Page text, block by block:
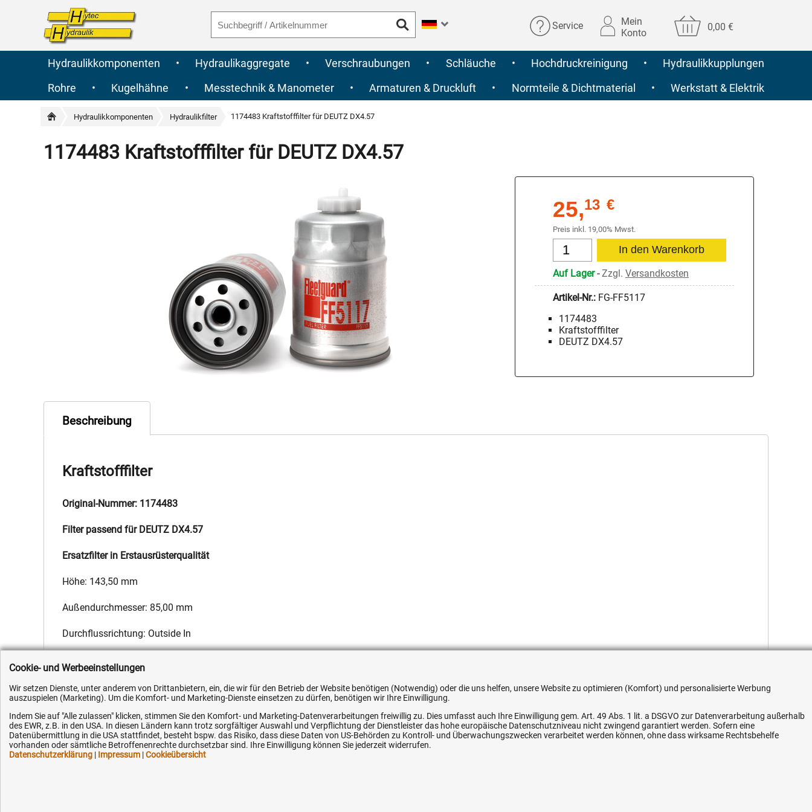
Service
Mein
Konto
0,00 €
Hydraulikkomponenten • Hydraulikaggregate • Verschraubungen • Schläuche • Hochdruckreinigung •
Hydraulikkupplungen
Rohre
• Kugelhähne • Messtechnik & Manometer • Armaturen & Druckluft • Normteile & Dichtmaterial • Werkstatt & Elektrik
Hydraulikkomponenten Hydraulikfilter 1174483 Kraftstofffilter für DEUTZ DX4.57
1174483 Kraftstofffilter für DEUTZ DX4.57
25,13 €
Preis inkl. 19,00% Mwst.
Auf Lager-Zzgl. Versandkosten
Artikel-Nr.: FG-FF5117
1174483
Kraftstofffilter
DEUTZ DX4.57
Beschreibung
Kraftstofffilter
Original-Nummer: 1174483
Filter passend für DEUTZ DX4.57
Ersatzfilter in Erstausrüsterqualität
Höhe: 143,50 mm
Außendurchmesser: 85,00 mm
Durchflussrichtung: Outside In
Kundenhotline (Festnetz): Hilfe & Service Ihre Hytec-Hydraulik Vorteile Flexible Zahlung
Cookie- und Werbeeinstellungen
Wir setzen Dienste, unter anderem von Drittanbietern, ein, die wir für den Betrieb der Website benötigen (Notwendig) oder die uns helfen, unsere Website zu optimieren (Komfort) und personalisierte Werbung
auszuspielen (Marketing). Um die Komfort- und Marketing-Dienste einsetzen zu dürfen, benötigen wir Ihre Einwilligung.
Indem Sie auf "Alle zulassen" klicken, stimmen Sie den Komfort- und Marketing-Datenverarbeitungen freiwillig zu. Dies umfasst auch Ihre Einwilligung gem. Art. 49 Abs. 1 lit. a DSGVO zur Datenverarbeitung außerhalb
des EWR, z.B. in den USA. In diesen Ländern kann trotz sorgfältiger Auswahl und Verpflichtung der Dienstleister das hohe europäische Datenschutzniveau nicht zwingend garantiert werden. Sofern eine
Datenübermittlung in die USA stattfindet, besteht bspw. das Risiko, dass diese Daten von US-Behörden zu Kontroll- und Überwachungszwecken verarbeitet werden können, ohne dass wirksame Rechtsbehelfe
vorhanden oder sämtliche Betroffenenrechte durchsetzbar sind. Ihre Einwilligung können Sie jederzeit widerrufen.
Datenschutzerklärung | Impressum |Cookieübersicht